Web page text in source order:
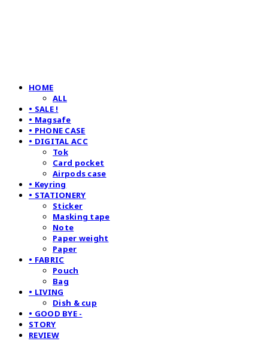
HOME
ALL
• SALE !
• Magsafe
• PHONE CASE
• DIGITAL ACC
Tok
Card pocket
Airpods case
• Keyring
• STATIONERY
Sticker
Masking tape
Note
Paper weight
Paper
• FABRIC
Pouch
Bag
• LIVING
Dish & cup
• GOOD BYE -
STORY
REVIEW